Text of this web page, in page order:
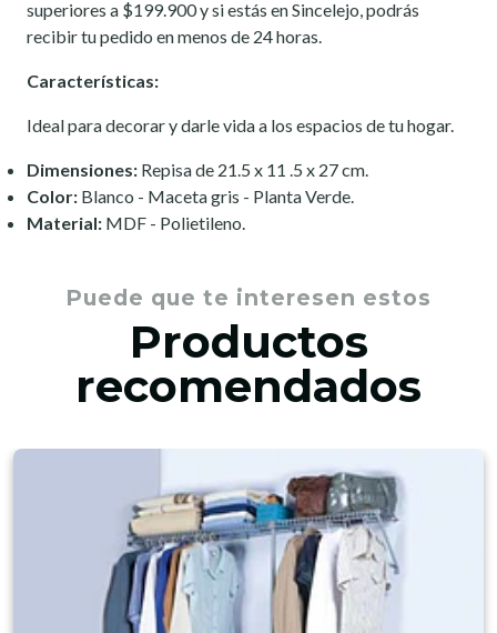
superiores a $199.900 y si estás en Sincelejo, podrás
recibir tu pedido en menos de 24 horas.
Características:
Ideal para decorar y darle vida a los espacios de tu hogar.
Dimensiones: Repisa de 21.5 x 11 .5 x 27 cm.
Color: Blanco - Maceta gris - Planta Verde.
Material: MDF - Polietileno.
Puede que te interesen estos
Productos
recomendados